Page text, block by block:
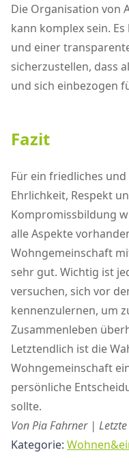
Die Organisation von
kann komplex sein.
und einer
sicherzustellen, dass
und sich einbezogen
Fazit
Für ein friedliches
Ehrlichkeit, Respekt
Kompromissbildung
alle Aspekte
Wohngemeinschaft
sehr gut. Wichtig ist
versuchen, sich vor
kennenzulernen, um
Zusammenleben
Letztendlich ist die
Wohngemeinschaft
persönliche
sollte.
Von Pia Fahrner |
Kategorie: